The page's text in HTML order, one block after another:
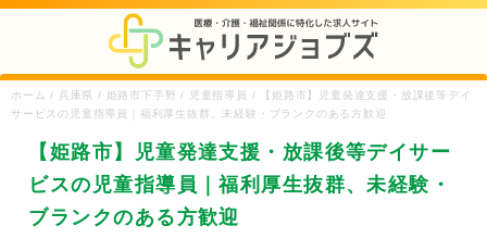
ホーム / 兵庫県 / 姫路市下手野 / 児童指導員 / 【姫路市】児童発達支援・放課後等デイ
サービスの児童指導員｜福利厚生抜群、未経験・ブランクのある方歓迎
【姫路市】児童発達支援・放課後等デイサー
ビスの児童指導員｜福利厚生抜群、未経験・
ブランクのある方歓迎